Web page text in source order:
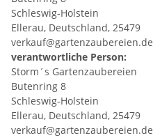
Schleswig-Holstein
Ellerau, Deutschland, 25479
verkauf@gartenzaubereien.de
verantwortliche Person:
Storm´s Gartenzaubereien
Butenring 8
Schleswig-Holstein
Ellerau, Deutschland, 25479
verkauf@gartenzaubereien.de